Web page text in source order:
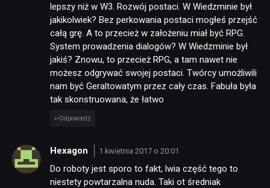
lepszy niż w W3. Rozwój postaci. W Wiedzminie był
jakikolwiek? Bez perkowania postaci mogłeś przejść
całą grę. A to przecież w założeniu miał być RPG.
System prowadzenia dialogów? W Wiedzminie był
jakiś? Znowu, to przecież RPG, a tam nawet nie
możesz odgrywać swojej postaci. Twórcy umożliwili
nam być Geraltowatym przez cały czas. Fabuła była
tak skonstruowana, że łatwo
Odpowiedz
Hexagon 1 kwietnia 2017 o 20:01
Do roboty jest sporo to fakt, lwia część tego to
niestety powtarzalna nuda. Taki ot średniak